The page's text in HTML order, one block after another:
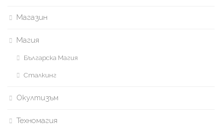
Магазин
Магия
Българска Магия
Сталкинг
Окултизъм
Техномагия